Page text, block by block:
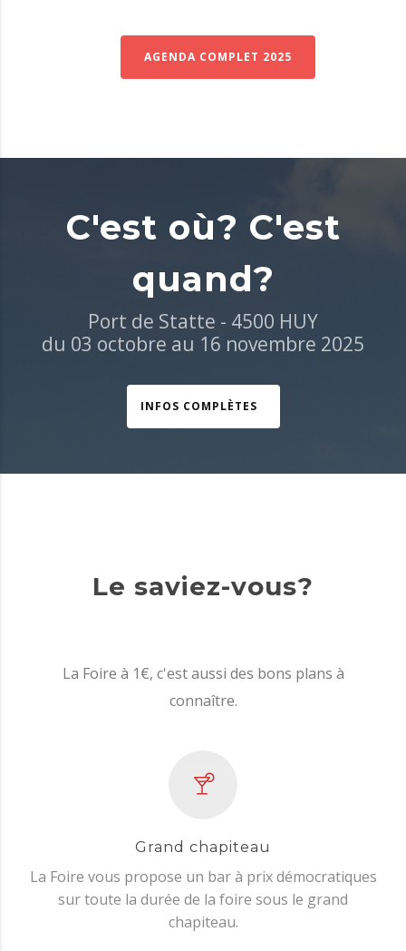
AGENDA COMPLET 2025
C'est où? C'est
quand?
Port de Statte - 4500 HUY
du 03 octobre au 16 novembre 2025
INFOS COMPLÈTES
Le saviez-vous?
La Foire à 1€, c'est aussi des bons plans à
connaître.
Grand chapiteau
La Foire vous propose un bar à prix démocratiques
sur toute la durée de la foire sous le grand
chapiteau.